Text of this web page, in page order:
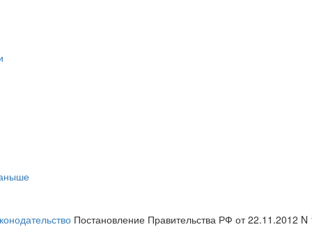
Постановление Правительства РФ от 22.11.2012 N